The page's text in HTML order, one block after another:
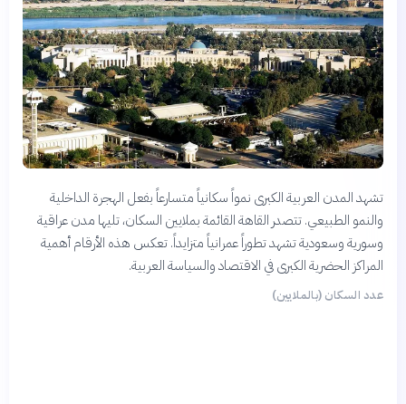
تشهد المدن العربية الكبرى نمواً سكانياً متسارعاً بفعل الهجرة الداخلية
والنمو الطبيعي. تتصدر القاهة القائمة بملايين السكان، تليها مدن عراقية
وسورية وسعودية تشهد تطوراً عمرانياً متزايداً. تعكس هذه الأرقام أهمية
المراكز الحضرية الكبرى في الاقتصاد والسياسة العربية.
عدد السكان (بالملايين)